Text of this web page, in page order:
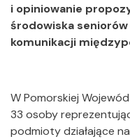
i opiniowanie
środowiska
komunikacji
W Pomorskiej
33 osoby
podmioty działające